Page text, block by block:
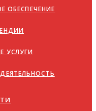
ОБЕСПЕЧЕНИЕ
УСЛУГИ